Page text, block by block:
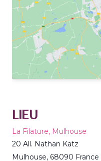
LIEU
La Filature, Mulhouse
20 All. Nathan Katz
Mulhouse, 68090 France